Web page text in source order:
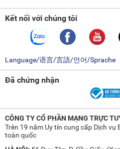
Kết nối với chúng tôi
Language/语言/言語/언어/Sprache
Đã chứng nhận
CÔNG TY CỔ PHẦN MẠNG TRỰC
Trên 19 năm Uy tín cung cấp Dịch vụ
toàn quốc